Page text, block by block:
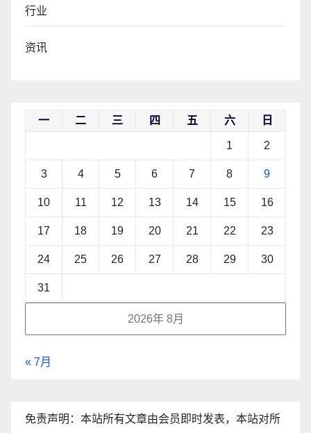
行业
资讯
2026年 8月
一 二 三 四 五 六 日
1 2
3 4 5 6 7 8 9
10 11 12 13 14 15 16
17 18 19 20 21 22 23
24 25 26 27 28 29 30
31
« 7月
免责声明：本站所有文章由会员即时发表，本站对所